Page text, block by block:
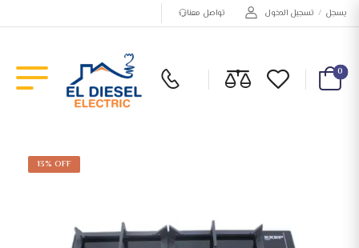
تواصل معنا تسجيل الدخول / يسجل
0
13% OFF